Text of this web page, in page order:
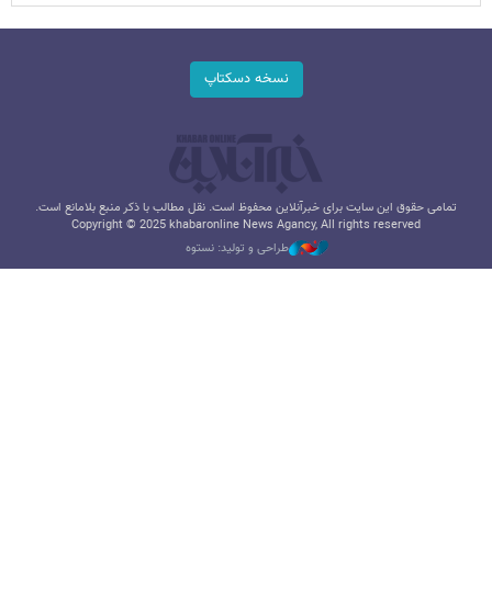
نسخه دسکتاپ
تمامی حقوق این سایت برای خبرآنلاین محفوظ است. نقل مطالب با ذکر منبع بلامانع است.
Copyright © 2025 khabaronline News Agancy, All rights reserved
طراحی و تولید: نستوه